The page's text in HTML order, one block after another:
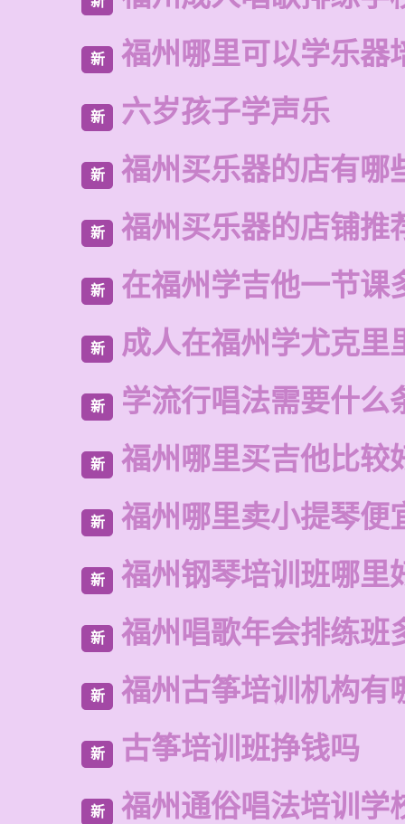
新 福州哪里可以学乐器
新 六岁孩子学声乐
新 福州买乐器的店有哪
新 福州买乐器的店铺推
新 在福州学吉他一节课
新 成人在福州学尤克里
新 学流行唱法需要什么
新 福州哪里买吉他比较
新 福州哪里卖小提琴便
新 福州钢琴培训班哪里
新 福州唱歌年会排练班
新 福州古筝培训机构有
新 古筝培训班挣钱吗
新 福州通俗唱法培训学